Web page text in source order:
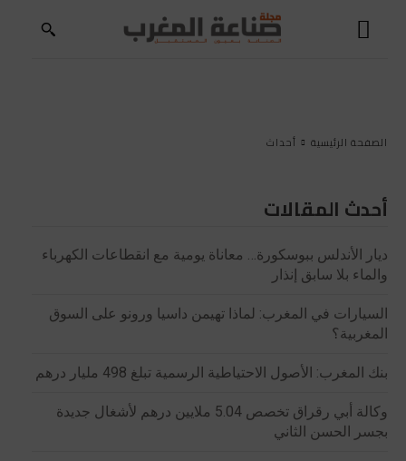
الصفحة الرئيسية أحداث
أحدث المقالات
ديار الأندلس ببوسكورة… معاناة يومية مع انقطاعات الكهرباء
والماء بلا سابق إنذار
السيارات في المغرب: لماذا تهيمن داسيا ورونو على السوق
المغربية؟
بنك المغرب: الأصول الاحتياطية الرسمية تبلغ 498 مليار درهم
وكالة أبي رقراق تخصص 5.04 ملايين درهم لأشغال جديدة
بجسر الحسن الثاني